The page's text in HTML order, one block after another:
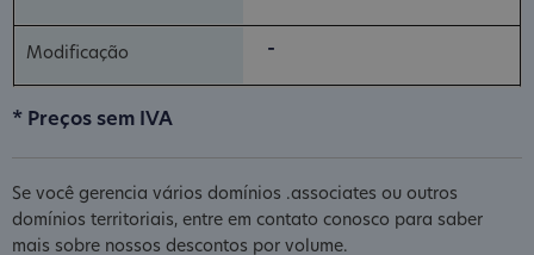
-
* Preços sem IVA
Se você gerencia vários domínios .associates ou outros
domínios territoriais, entre em contato conosco para saber
mais sobre nossos descontos por volume.